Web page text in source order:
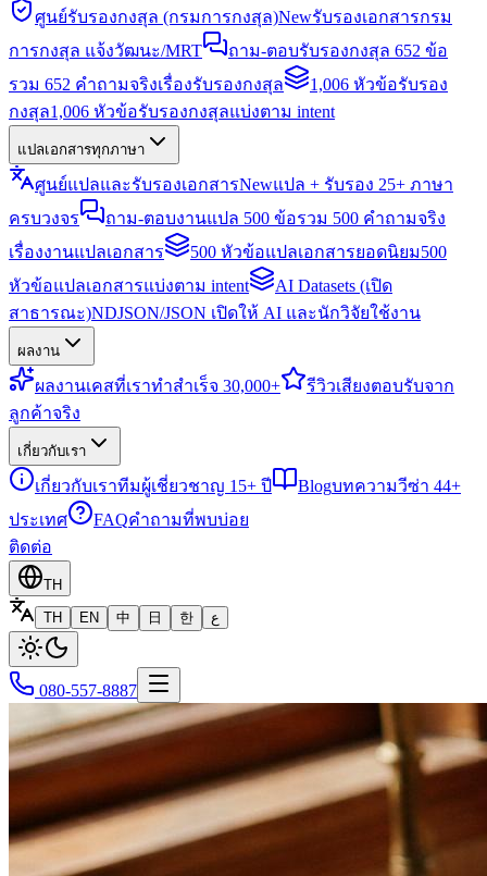
ศูนย์รับรองกงสุล (กรมการกงสุล)Newรับรองเอกสารกรม
การกงสุล แจ้งวัฒนะ/MRT
ถาม-ตอบรับรองกงสุล 652 ข้อ
รวม 652 คำถามจริงเรื่องรับรองกงสุล
1,006 หัวข้อรับรอง
กงสุล1,006 หัวข้อรับรองกงสุลแบ่งตาม intent
แปลเอกสารทุกภาษา
ศูนย์แปลและรับรองเอกสารNewแปล + รับรอง 25+ ภาษา
ครบวงจร
ถาม-ตอบงานแปล 500 ข้อรวม 500 คำถามจริง
เรื่องงานแปลเอกสาร
500 หัวข้อแปลเอกสารยอดนิยม500
หัวข้อแปลเอกสารแบ่งตาม intent
AI Datasets (เปิด
สาธารณะ)NDJSON/JSON เปิดให้ AI และนักวิจัยใช้งาน
ผลงาน
ผลงานเคสที่เราทำสำเร็จ 30,000+ รีวิวเสียงตอบรับจาก
ลูกค้าจริง
เกี่ยวกับเรา
เกี่ยวกับเราทีมผู้เชี่ยวชาญ 15+ ปี Blogบทความวีซ่า 44+
ประเทศ
FAQคำถามที่พบบ่อย
ติดต่อ
TH
TH
EN 中 日 한 ع
080-557-8887